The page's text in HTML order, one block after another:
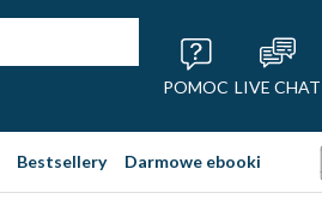
POMOC LIVE CHAT
Bestsellery Darmowe ebooki